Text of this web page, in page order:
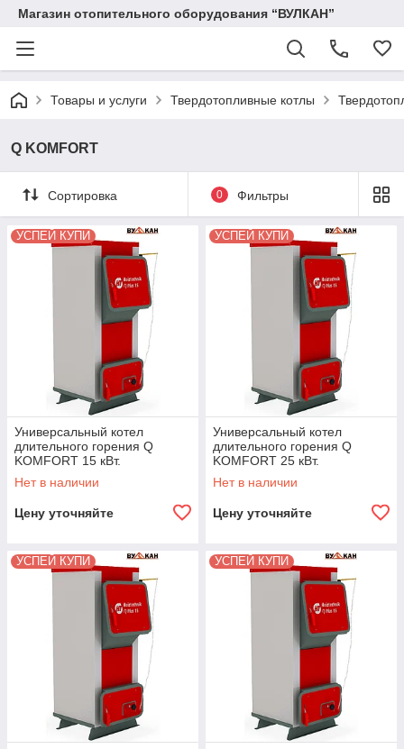
Магазин отопительного оборудования “ВУЛКАН”
Товары и услуги Твердотопливные котлы
Q KOMFORT
Сортировка 0 Фильтры
УСПЕЙ КУПИ
Универсальный котел
длительного горения Q
KOMFORT 15 кВт.
Нет в наличии
Цену уточняйте
УСПЕЙ КУПИ
Универсальный котел
длительного горения Q
KOMFORT 25 кВт.
Нет в наличии
Цену уточняйте
УСПЕЙ КУПИ УСПЕЙ КУПИ